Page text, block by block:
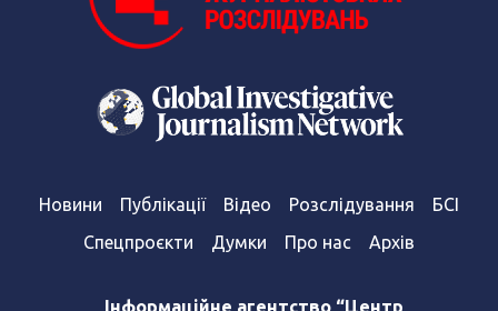
Новини Публікації Відео Розслідування
БСІ
Спецпроєкти
Думки Про нас Архів